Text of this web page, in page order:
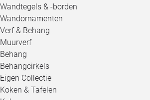
Wandtegels & -borden
Wandornamenten
Verf & Behang
Muurverf
Behang
Behangcirkels
Eigen Collectie
Koken & Tafelen